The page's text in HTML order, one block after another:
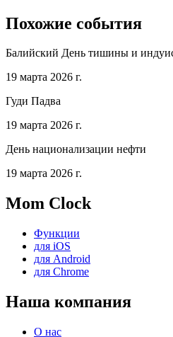
Похожие события
Балийский День тишины и
19 марта 2026 г.
Гуди Падва
19 марта 2026 г.
День национализации нефти
19 марта 2026 г.
Mom Clock
Функции
для iOS
для Android
для Chrome
Наша компания
О нас